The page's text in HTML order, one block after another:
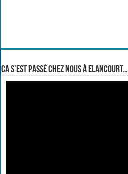
Ca s’est passé chez nous à Elancourt…